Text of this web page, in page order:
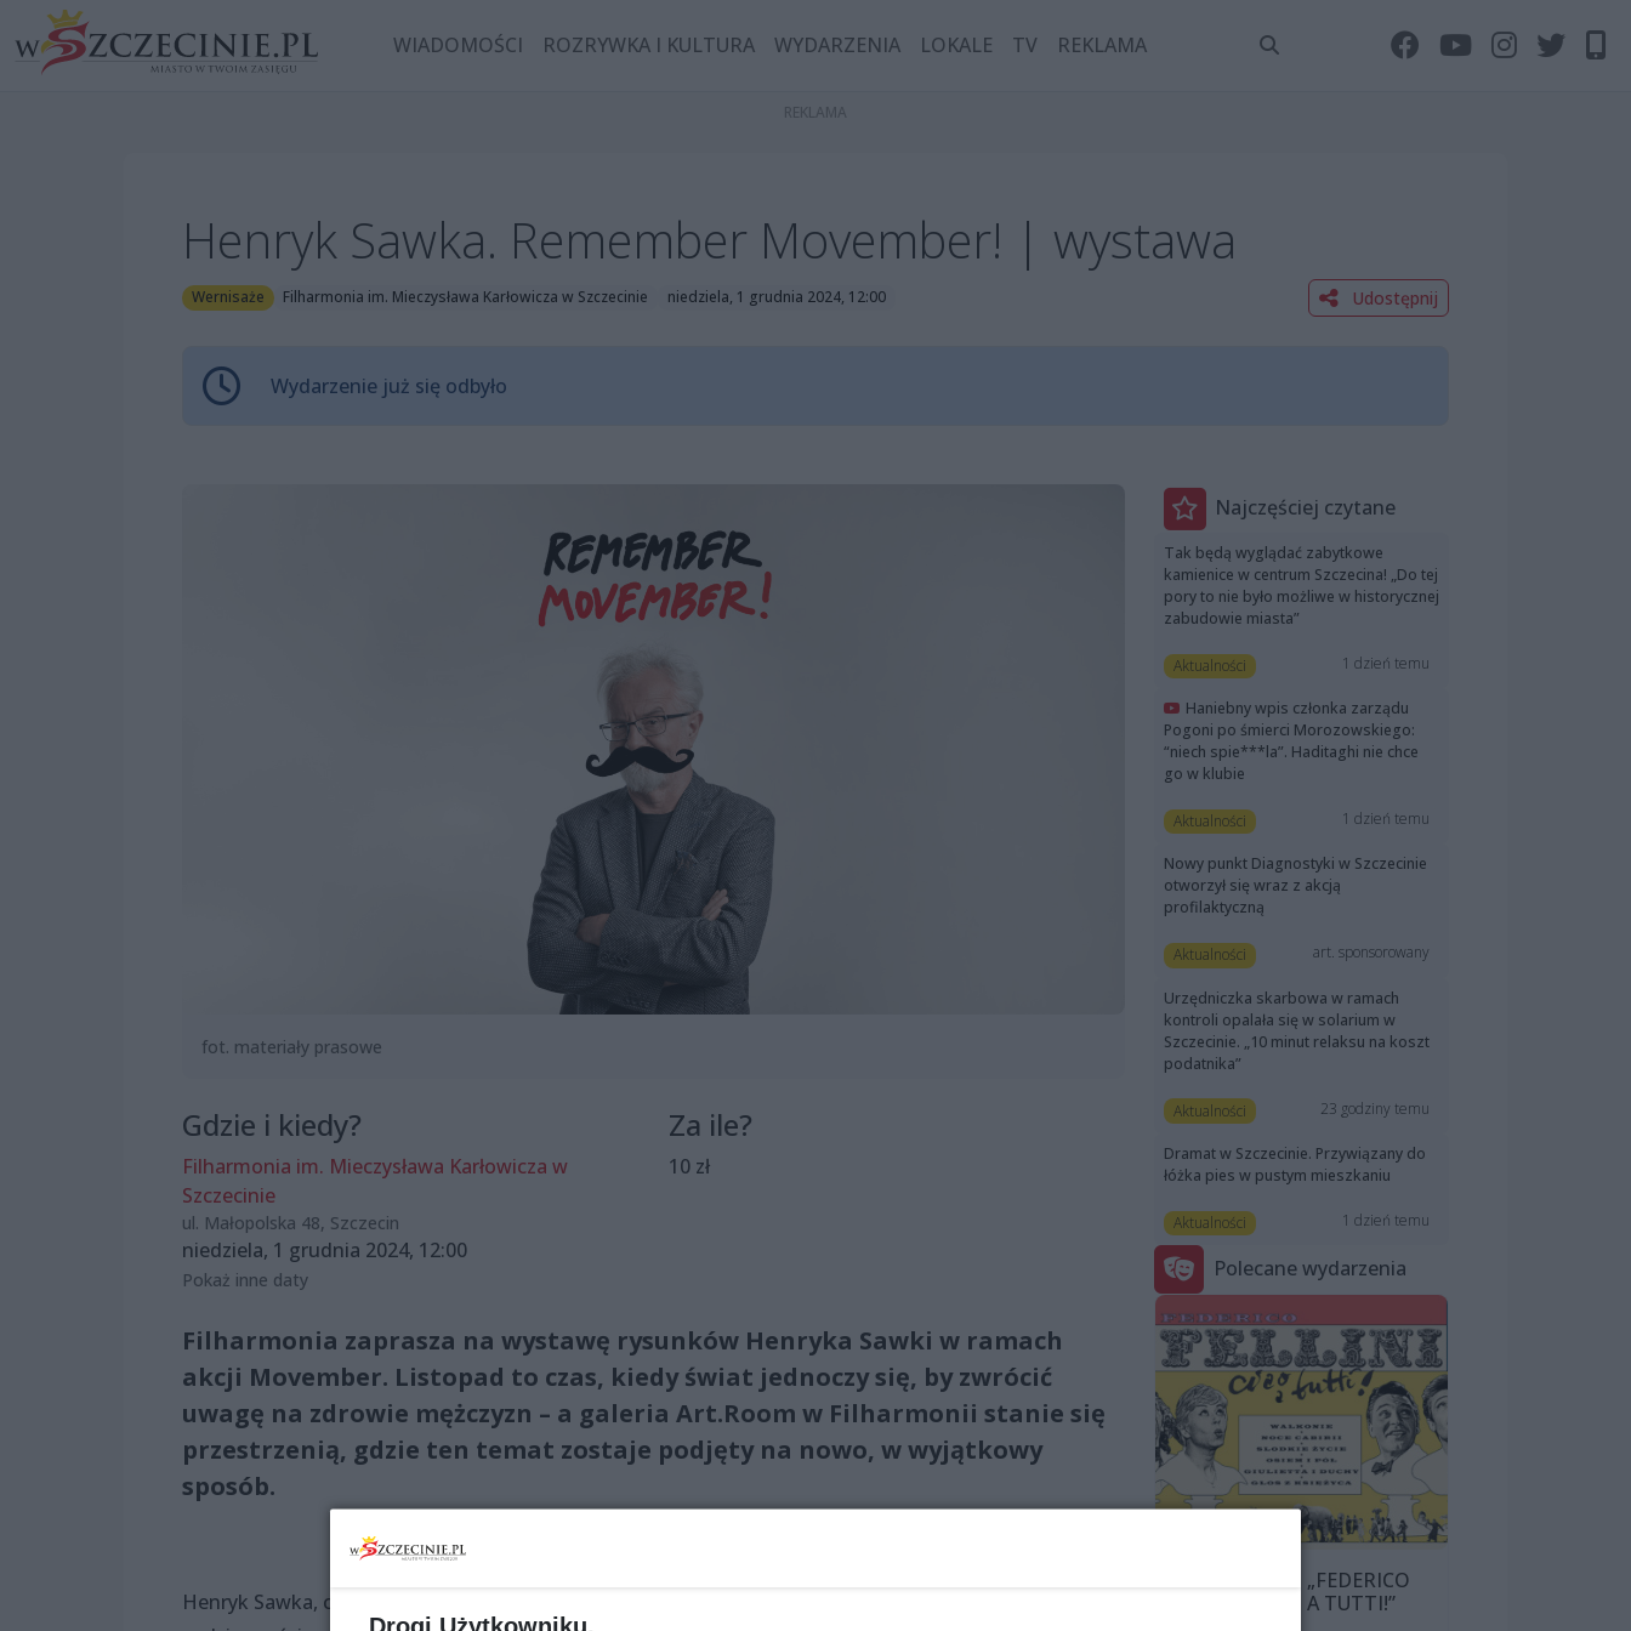
WIADOMOŚCI ROZRYWKA I KULTURA WYDARZENIA LOKALE TV REKLAMA
Henryk Sawka. Remember Movember! | wystawa
Wernisaże Filharmonia im. Mieczysława Karłowicza w Szczecinie niedziela, 1 grudnia 2024, 12:00 Udostępnij
Wydarzenie już się odbyło
fot. materiały prasowe
Gdzie i kiedy?
Filharmonia im. Mieczysława Karłowicza w
Szczecinie
ul. Małopolska 48, Szczecin
niedziela, 1 grudnia 2024, 12:00
Za ile?
10 zł
Pokaż inne daty
Filharmonia zaprasza na wystawę rysunków Henryka Sawki w ramach
akcji Movember. Listopad to czas, kiedy świat jednoczy się, by zwrócić
uwagę na zdrowie mężczyzn – a galeria Art.Room w Filharmonii stanie się
przestrzenią, gdzie ten temat zostaje podjęty na nowo, w wyjątkowy
sposób.
Henryk Sawka, ceniony polski rysownik i satyryk, znany z przenikliwego humoru i refleksji nad polską
Najczęściej czytane
Tak będą wyglądać zabytkowe
kamienice w centrum Szczecina! „Do tej
pory to nie było możliwe w historycznej
zabudowie miasta”
Aktualności 1 dzień temu
Haniebny wpis członka zarządu
Pogoni po śmierci Morozowskiego:
“niech spie***la”. Haditaghi nie chce
go w klubie
Aktualności 1 dzień temu
Nowy punkt Diagnostyki w Szczecinie
otworzył się wraz z akcją
profilaktyczną
Aktualności art. sponsorowany
Urzędniczka skarbowa w ramach
kontroli opalała się w solarium w
Szczecinie. „10 minut relaksu na koszt
podatnika”
Aktualności 23 godziny temu
Dramat w Szczecinie. Przywiązany do
łóżka pies w pustym mieszkaniu
Aktualności 1 dzień temu
Polecane wydarzenia
PRZEGLĄD „FEDERICO
FELLINI: CIAO A TUTTI!”
Drogi Użytkowniku,